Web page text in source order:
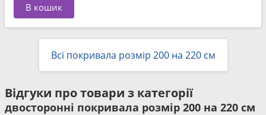
В кошик
Всі покривала розмір 200 на 220 см
Відгуки про товари з категорії
двосторонні покривала розмір 200 на 220 см